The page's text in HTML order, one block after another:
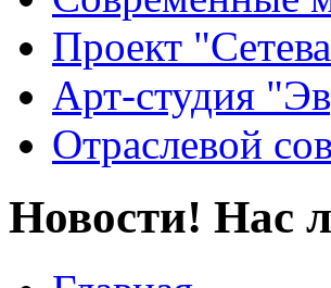
Проект
Арт-студия
Отраслевой
Новости! Нас